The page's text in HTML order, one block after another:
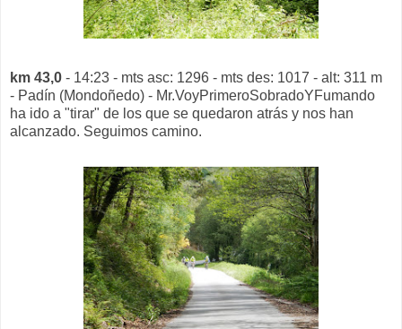
km 43,0 - 14:23 - mts asc: 1296 - mts des: 1017 - alt: 311 m
- Padín (Mondoñedo) - Mr.VoyPrimeroSobradoYFumando
ha ido a "tirar" de los que se quedaron atrás y nos han
alcanzado. Seguimos camino.